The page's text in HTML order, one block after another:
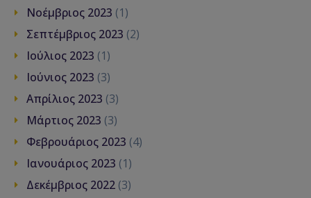
Νοέμβριος 2023 (1)
Σεπτέμβριος 2023 (2)
Ιούλιος 2023 (1)
Ιούνιος 2023 (3)
Απρίλιος 2023 (3)
Μάρτιος 2023 (3)
Φεβρουάριος 2023 (4)
Ιανουάριος 2023 (1)
Δεκέμβριος 2022 (3)